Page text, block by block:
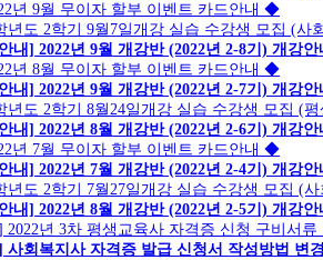
년 9월 무이자 할부 이벤트 카드안내 ◆
년도 2학기 9월7일개강 실습 수강생 모집 (사
내] 2022년 9월 개강반 (2022년 2-8기) 개강안
년 8월 무이자 할부 이벤트 카드안내 ◆
내] 2022년 9월 개강반 (2022년 2-7기) 개강안
년도 2학기 8월24일개강 실습 수강생 모집 (
내] 2022년 8월 개강반 (2022년 2-6기) 개강안
년 7월 무이자 할부 이벤트 카드안내 ◆
내] 2022년 7월 개강반 (2022년 2-4기) 개강안
년도 2학기 7월27일개강 실습 수강생 모집 (
내] 2022년 8월 개강반 (2022년 2-5기) 개강안
2022년 3차 평생교육사 자격증 신청 구비서류
사회복지사 자격증 발급 신청서 작성방법 변